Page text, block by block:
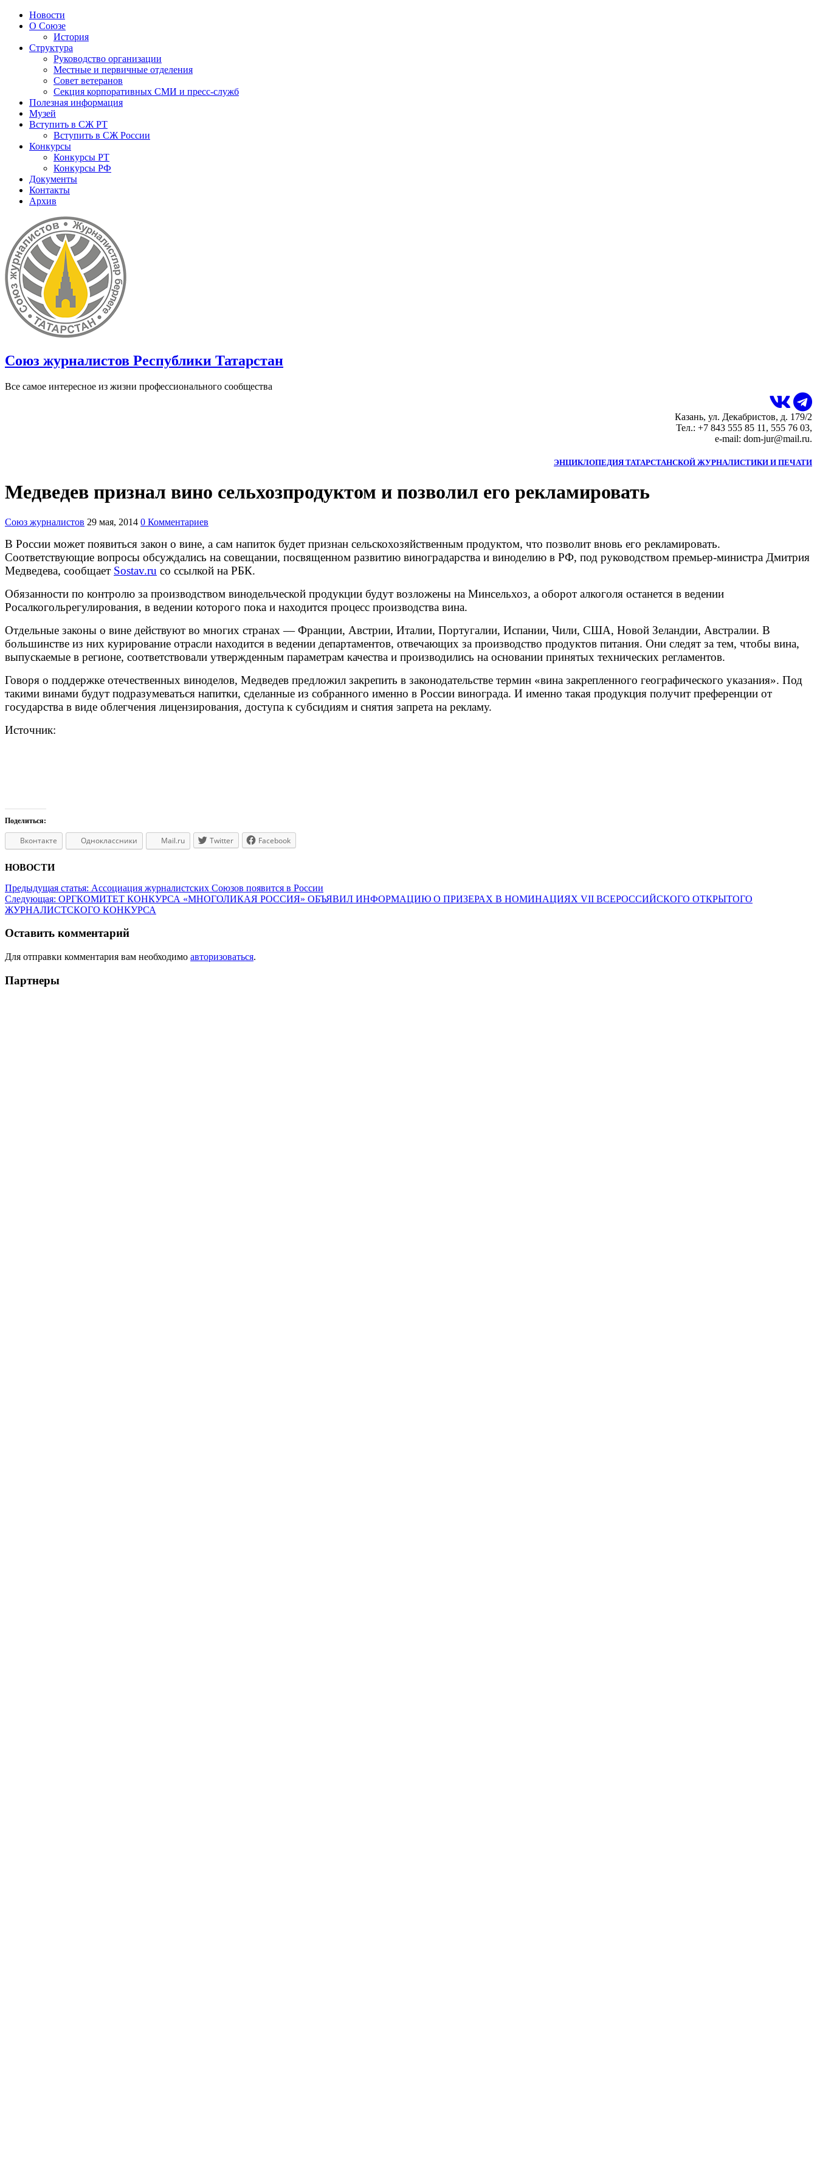
Новости
О Союзе
История
Структура
Руководство организации
Местные и первичные отделения
Совет ветеранов
Секция корпоративных СМИ и пресс-служб
Полезная информация
Музей
Вступить в СЖ РТ
Вступить в СЖ России
Конкурсы
Конкурсы РТ
Конкурсы РФ
Документы
Контакты
Архив
Союз журналистов Республики Татарстан
Все самое интересное из жизни профессионального сообщества
Казань, ул. Декабристов, д. 179/2
Тел.: +7 843 555 85 11, 555 76 03,
e-mail: dom-jur@mail.ru.
ЭНЦИКЛОПЕДИЯ ТАТАРСТАНСКОЙ ЖУРНАЛИСТИКИ И ПЕЧАТИ
Медведев признал вино сельхозпродуктом и позволил его рекламировать
Союз журналистов 29 мая, 2014 0 Комментариев
В России может появиться закон о вине, а сам напиток будет признан сельскохозяйственным продуктом, что позволит вновь его рекламировать.
Соответствующие вопросы обсуждались на совещании, посвященном развитию виноградарства и виноделию в РФ, под руководством премьер-министра Дмитрия
Медведева, сообщает Sostav.ru со ссылкой на РБК.
Обязанности по контролю за производством винодельческой продукции будут возложены на Минсельхоз, а оборот алкоголя останется в ведении
Росалкогольрегулирования, в ведении которого пока и находится процесс производства вина.
Отдельные законы о вине действуют во многих странах — Франции, Австрии, Италии, Португалии, Испании, Чили, США, Новой Зеландии, Австралии. В
большинстве из них курирование отрасли находится в ведении департаментов, отвечающих за производство продуктов питания. Они следят за тем, чтобы вина,
выпускаемые в регионе, соответствовали утвержденным параметрам качества и производились на основании принятых технических регламентов.
Говоря о поддержке отечественных виноделов, Медведев предложил закрепить в законодательстве термин «вина закрепленного географического указания». Под
такими винами будут подразумеваться напитки, сделанные из собранного именно в России винограда. И именно такая продукция получит преференции от
государства в виде облегчения лицензирования, доступа к субсидиям и снятия запрета на рекламу.
Источник:
Поделиться:
Вконтакте Одноклассники Mail.ru Twitter Facebook
НОВОСТИ
Предыдущая статья: Ассоциация журналистских Союзов появится в России
Следующая: ОРГКОМИТЕТ КОНКУРСА «МНОГОЛИКАЯ РОССИЯ» ОБЪЯВИЛ ИНФОРМАЦИЮ О ПРИЗЕРАХ В НОМИНАЦИЯХ VII ВСЕРОССИЙСКОГО ОТКРЫТОГО
ЖУРНАЛИСТСКОГО КОНКУРСА
Оставить комментарий
Для отправки комментария вам необходимо авторизоваться.
Партнеры